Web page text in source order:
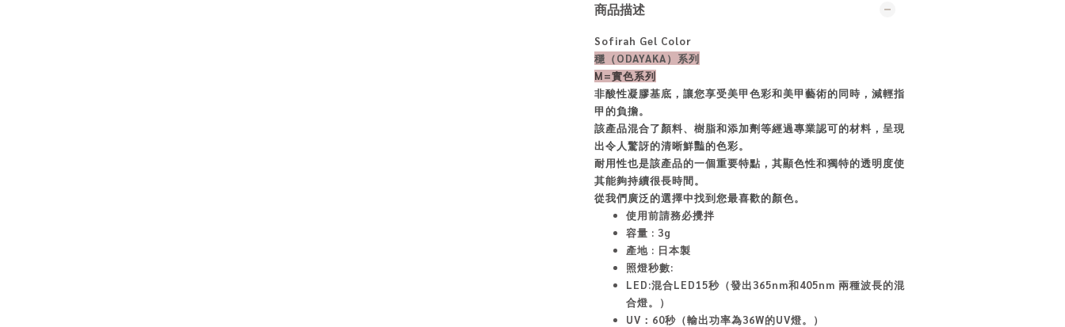
商品描述
Sofirah Gel Color
穩（ODAYAKA） 系列
M=實色系列
非酸性凝膠基底，讓您享受美甲色彩和美甲藝術的同時，減輕指
甲的負擔。
該產品混合了顏料、樹脂和添加劑等經過專業認可的材料，呈現
出令人驚訝的清晰鮮豔的色彩。
耐用性也是該產品的一個重要特點，其顯色性和獨特的透明度使
其能夠持續很長時間。
從我們廣泛的選擇中找到您最喜歡的顏色。
使用前請務必攪拌
容量 : 3g
產地 : 日本製
照燈秒數:
LED:混合LED15秒（發出365nm和405nm 兩種波長的混
合燈。）
UV：60秒（輸出功率為36W的UV燈。）